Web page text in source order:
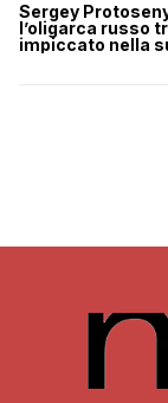
Sergey
l’oligarca russo
impiccato nella